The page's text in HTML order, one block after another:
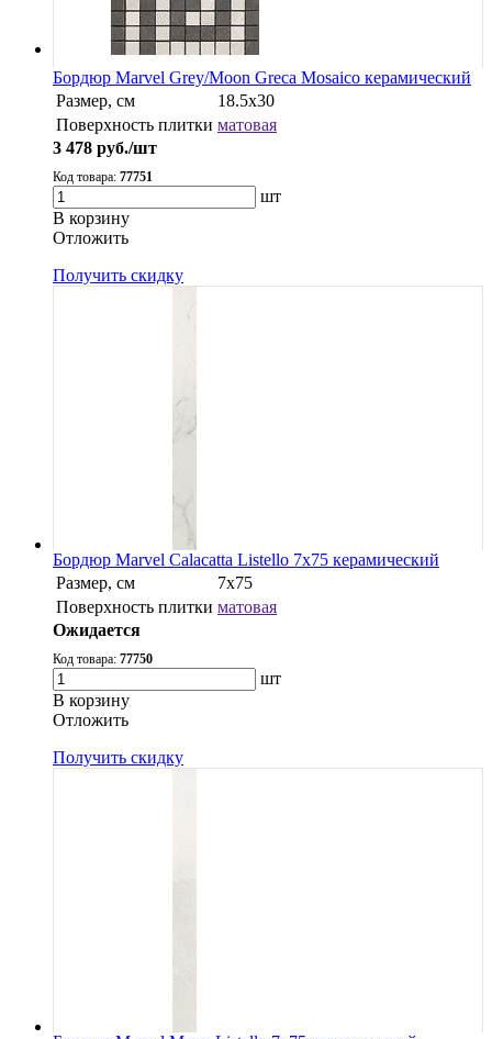
Бордюр Marvel Grey/Moon Greca Mosaico керамический
Размер, см
18.5x30
Поверхность плитки матовая
3 478 руб./шт
Код товара: 77751
шт
В корзину
Oтложить
Получить скидку
Бордюр Marvel Calacatta Listello 7x75 керамический
Размер, см
7x75
Поверхность плитки матовая
Ожидается
Код товара: 77750
шт
В корзину
Oтложить
Получить скидку